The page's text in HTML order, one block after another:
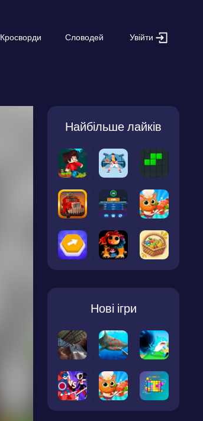
Кросворди Словодей Увійти
Найбільше лайків
Нові ігри